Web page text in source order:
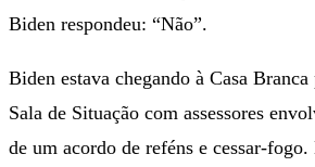
Biden respondeu: “Não”.
Biden estava chegando à Casa
Sala de Situação com assessores
de um acordo de reféns e cessar-